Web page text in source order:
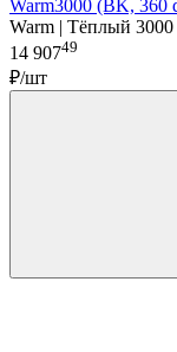
Warm3000 (BK, 360
Warm | Тёплый
14 90749
₽/шт